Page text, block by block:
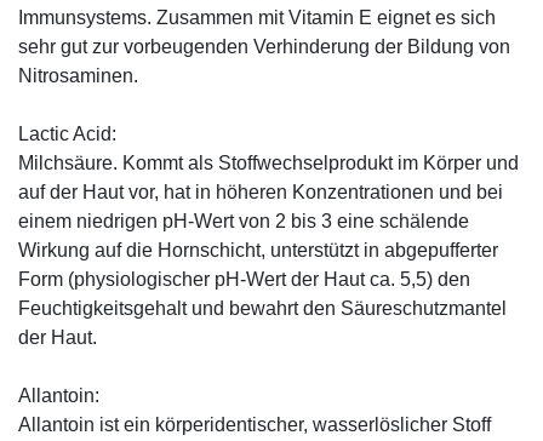
Immunsystems. Zusammen mit Vitamin E eignet es sich
sehr gut zur vorbeugenden Verhinderung der Bildung von
Nitrosaminen.
Lactic Acid:
Milchsäure. Kommt als Stoffwechselprodukt im Körper und
auf der Haut vor, hat in höheren Konzentrationen und bei
einem niedrigen pH-Wert von 2 bis 3 eine schälende
Wirkung auf die Hornschicht, unterstützt in abgepufferter
Form (physiologischer pH-Wert der Haut ca. 5,5) den
Feuchtigkeitsgehalt und bewahrt den Säureschutzmantel
der Haut.
Allantoin:
Allantoin ist ein körperidentischer, wasserlöslicher Stoff